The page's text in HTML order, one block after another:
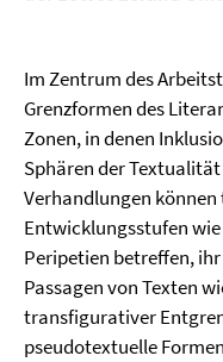
Im Zentrum des
Grenzformen des
Zonen, in denen
Sphären der
Verhandlungen
Entwicklungsstufen
Peripetien betreffen,
Passagen von Texten
transfigurativer
pseudotextuelle